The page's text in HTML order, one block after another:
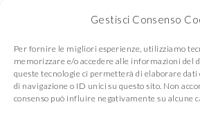
Gestisci Consenso
Per fornire le migliori esperienze, utilizziamo
memorizzare e/o accedere alle informazioni del
queste tecnologie ci permetterà di elaborare
di navigazione o ID unici su questo sito. Non
consenso può influire negativamente su alcune
Mamma e